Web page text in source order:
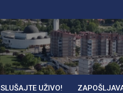
SLUŠAJTE UŽIVO!